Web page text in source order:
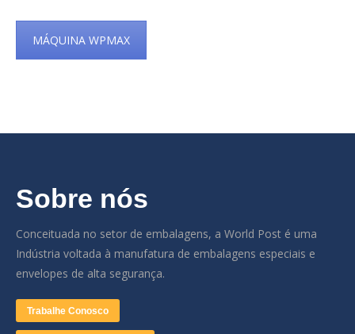
MÁQUINA WPMAX
Sobre nós
Conceituada no setor de embalagens, a World Post é uma
Indústria voltada à manufatura de embalagens especiais e
envelopes de alta segurança.
Trabalhe Conosco